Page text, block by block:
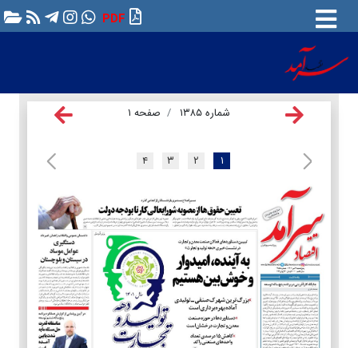
PDF
شماره ۱۳۸۵ صفحه ۱
۱ ۲ ۳ ۴